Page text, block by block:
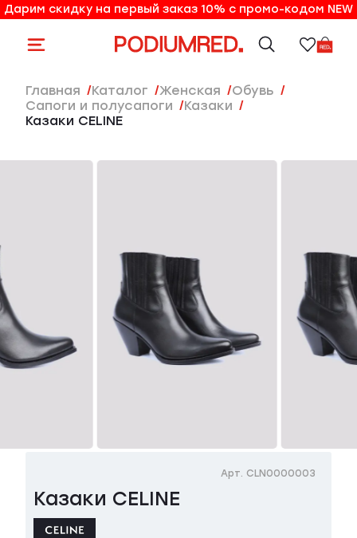
10% на первый заказ по промо-коду NEW
Дарим скидку на первый заказ 10% с промо-кодом NEW
Главная Каталог женская
Обувь
Сапоги и полусапоги
Казаки
Казаки CELINE
Казаки CELINE
Арт. CLN0000003